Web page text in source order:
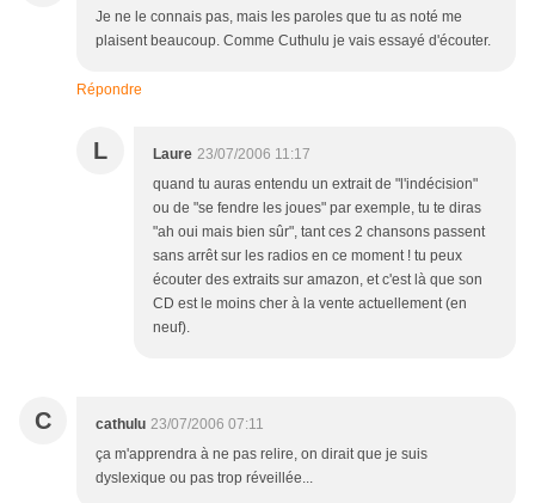
Je ne le connais pas, mais les paroles que tu as noté me
plaisent beaucoup. Comme Cuthulu je vais essayé d'écouter.
Répondre
L Laure 23/07/2006 11:17
quand tu auras entendu un extrait de "l'indécision"
ou de "se fendre les joues" par exemple, tu te diras
"ah oui mais bien sûr", tant ces 2 chansons passent
sans arrêt sur les radios en ce moment ! tu peux
écouter des extraits sur amazon, et c'est là que son
CD est le moins cher à la vente actuellement (en
neuf).
C cathulu 23/07/2006 07:11
ça m'apprendra à ne pas relire, on dirait que je suis
dyslexique ou pas trop réveillée...